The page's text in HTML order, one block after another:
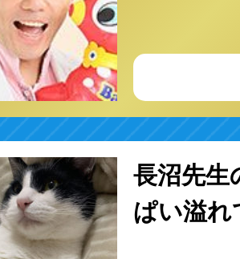
長沼先生
ぱい溢れ